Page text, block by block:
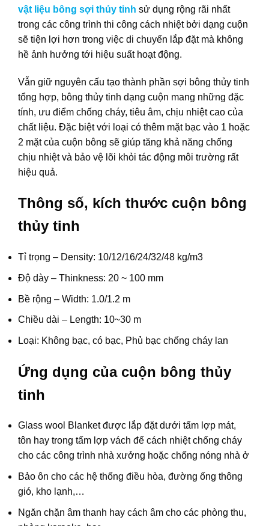
vật liệu bông sợi thủy tinh sử dụng rộng rãi nhất
trong các công trình thi công cách nhiệt bởi dạng cuộn
sẽ tiện lợi hơn trong việc di chuyển lắp đặt mà không
hề ảnh hưởng tới hiệu suất hoạt động.
Vẫn giữ nguyên cấu tạo thành phần sợi bông thủy tinh
tổng hợp, bông thủy tinh dạng cuộn mang những đặc
tính, ưu điểm chống cháy, tiêu âm, chịu nhiệt cao của
chất liệu. Đặc biệt với loại có thêm mặt bạc vào 1 hoặc
2 mặt của cuộn bông sẽ giúp tăng khả năng chống
chịu nhiệt và bảo vệ lõi khỏi tác động môi trường rất
hiệu quả.
Thông số, kích thước cuộn bông
thủy tinh
Tỉ trọng – Density: 10/12/16/24/32/48 kg/m3
Độ dày – Thinkness: 20 ~ 100 mm
Bề rộng – Width: 1.0/1.2 m
Chiều dài – Length: 10~30 m
Loại: Không bạc, có bạc, Phủ bạc chống cháy lan
Ứng dụng của cuộn bông thủy
tinh
Glass wool Blanket được lắp đặt dưới tấm lợp mát,
tôn hay trong tấm lợp vách để cách nhiệt chống cháy
cho các công trình nhà xưởng hoặc chống nóng nhà ở
Bảo ôn cho các hệ thống điều hòa, đường ống thông
gió, kho lạnh,…
Ngăn chặn âm thanh hay cách âm cho các phòng thu,